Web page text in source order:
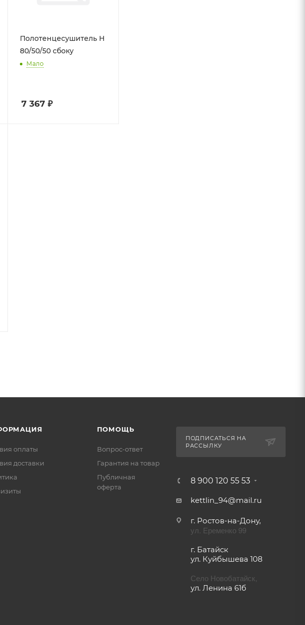
Полотенцесушитель Н
80/50/50 сбоку
Мало
7 367 ₽
оплаты
доставки
ПОМОЩЬ
Вопрос-ответ
Гарантия на товар
Публичная
оферта
ПОДПИСАТЬСЯ НА
РАССЫЛКУ
8 900 120 55 53
kettlin_94@mail.ru
г. Ростов-на-Дону,
ул. Еременко 99
г. Батайск
ул. Куйбышева 108
Село Новобатайск,
ул. Ленина 61б